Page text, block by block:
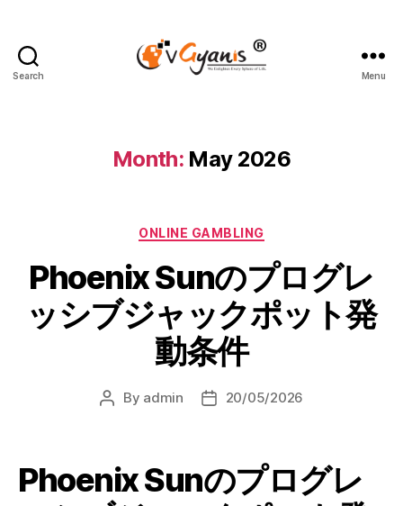
Search Menu
Month: May 2026
ONLINE GAMBLING
Phoenix Sunのプログレ
ッシブジャックポット発
動条件
By admin 20/05/2026
Phoenix Sunのプログレ